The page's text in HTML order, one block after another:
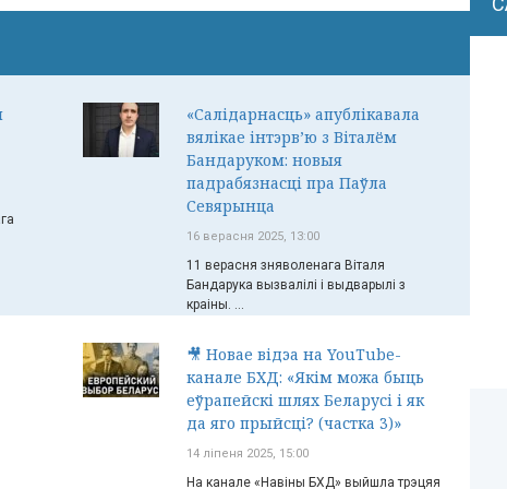
«Салідарнасць» апублікавала
вялікае інтэрв’ю з Віталём
Бандаруком: новыя
падрабязнасці пра Паўла
Севярынца
16 верасня 2025, 13:00
11 верасня зняволенага Віталя
Бандарука вызвалілі і выдварылі з
краіны. ...
🎥 Новае відэа на YouTube-
канале БХД: «Якім можа быць
еўрапейскі шлях Беларусі і як
да яго прыйсці? (частка 3)»
14 ліпеня 2025, 15:00
На канале «Навіны БХД» выйшла трэцяя